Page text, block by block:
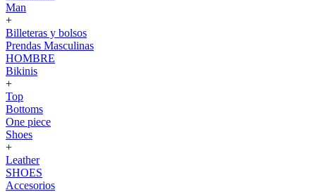
Man
+
Billeteras y bolsos
Prendas Masculinas
HOMBRE
Bikinis
+
Top
Bottoms
One piece
Shoes
+
Leather
SHOES
Accesorios